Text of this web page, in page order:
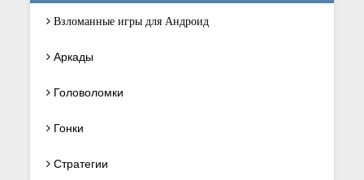
Взломанные игры для Андроид
Аркады
Головоломки
Гонки
Стратегии